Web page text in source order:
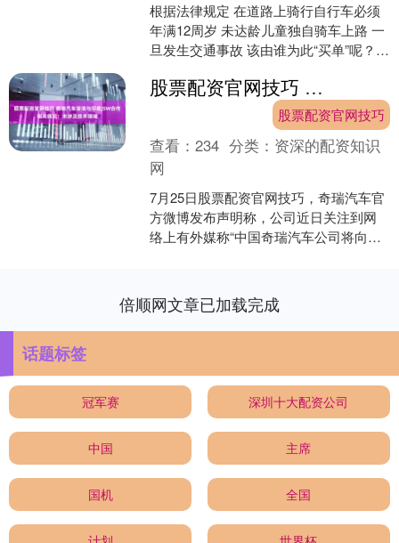
根据法律规定 在道路上骑行自行车必须
年满12周岁 未达龄儿童独自骑车上路 一
旦发生交通事故 该由谁为此“买单”呢？
1....
股票配资官网技巧 奇瑞汽车澄清与印度JSW合作相关情况：未涉及技术领域
股票配资官网技巧
查看：234 分类： 资深的配资知识
网
7月25日股票配资官网技巧，奇瑞汽车官
方微博发布声明称，公司近日关注到网
络上有外媒称“中国奇瑞汽车公司将向
倍顺网文章已加载完成
话题标签
冠军赛 深圳十大配资公司
中国 主席
国机 全国